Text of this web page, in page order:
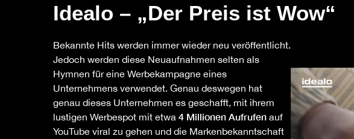
Idealo – „Der Preis ist Wow“
Bekannte Hits werden immer wieder neu veröffentlicht.
Jedoch werden diese Neuaufnahmen selten als
Hymnen für eine Werbekampagne eines
Unternehmens verwendet. Genau deswegen hat
genau dieses Unternehmen es geschafft, mit ihrem
lustigen Werbespot mit etwa 4 Millionen Aufrufen auf
YouTube viral zu gehen und die Markenbekanntschaft